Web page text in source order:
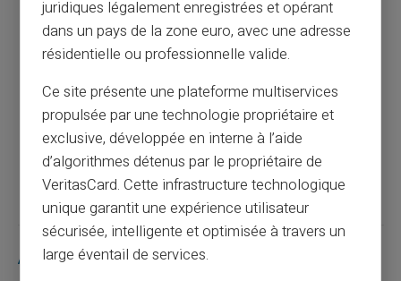
Article précédent
Optimisez la gestion de votre budget de
voyage avec une carte prépayée
Article suivant
Articles similaires
juridiques légalement enregistrées et opérant
dans un pays de la zone euro, avec une adresse
résidentielle ou professionnelle valide.
Ce site présente une plateforme multiservices
propulsée par une technologie propriétaire et
exclusive, développée en interne à l’aide
d’algorithmes détenus par le propriétaire de
VeritasCard. Cette infrastructure technologique
unique garantit une expérience utilisateur
sécurisée, intelligente et optimisée à travers un
large éventail de services.